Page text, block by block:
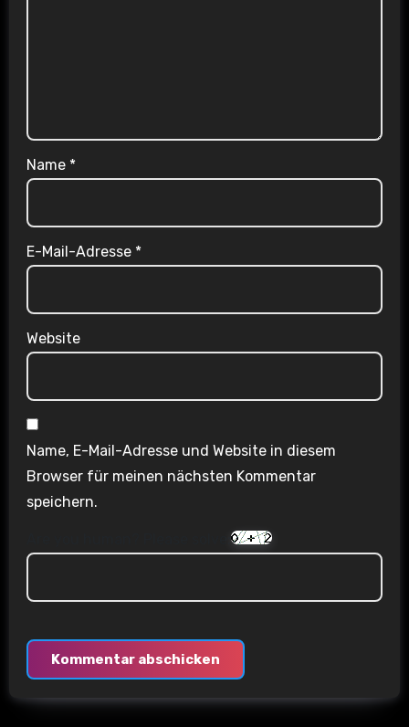
Name *
E-Mail-Adresse *
Website
Name, E-Mail-Adresse und Website in diesem
Browser für meinen nächsten Kommentar
speichern.
Are you human? Please solve: